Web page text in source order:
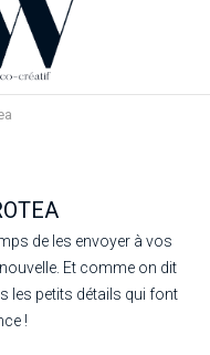
de les envoyer à vos
Et comme on dit
les petits détails qui font
!